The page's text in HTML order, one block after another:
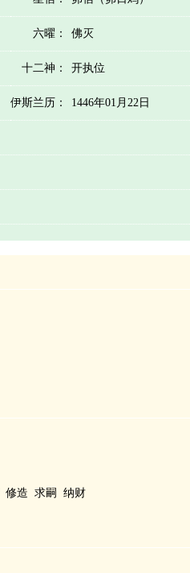
六曜： 佛灭
十二神： 开执位
伊斯兰历： 1446年01月22日
修造 求嗣 纳财